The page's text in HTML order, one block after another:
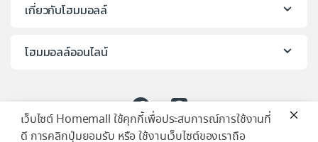
เกี่ยวกับโฮมมอลล์
โฮมมอลล์ออนไลน์
เว็บไซต์ Homemall ใช้คุกกี้เพื่อประสบการณ์การใช้งานที่
ดี การคลิกปุ่มยอมรับ หรือ ใช้งานเว็บไซต์ของเราถือ